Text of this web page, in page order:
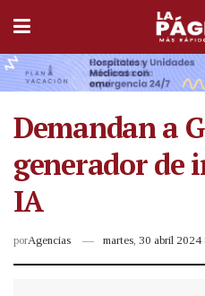
Demandan a
generador de
IA
porAgencias martes, 30 abril